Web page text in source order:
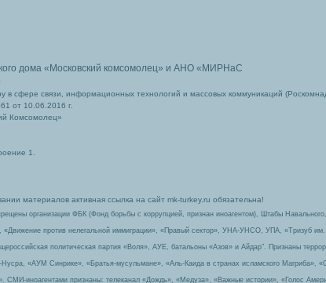
дома «Московский комсомолец» и АНО «МИРНаС
в сфере связи, информационных технологий и массовых коммуникаций
от 10.06.2016 г.
Комсомолец»
1.
материалов активная ссылка на сайт mk-turkey.ru обязательна!
организации ФБК (Фонд борьбы с коррупцией, признан иноагентом), Штабы
против нелегальной иммиграции», «Правый сектор», УНА-УНСО, УПА, «Тризуб
политическая партия «Воля», АУЕ, батальоны «Азов» и Айдар″. Признаны
«АУМ Синрике», «Братья-мусульмане», «Аль-Каида в странах исламского Магриба»,
СМИ-иноагентами признаны: телеканал «Дождь», «Медуза», «Важные истории», «Голос